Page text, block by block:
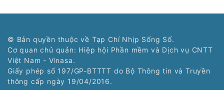
© Bản quyền thuộc về Tạp Chí Nhịp Sống Số.
Cơ quan chủ quản: Hiệp hội Phần mềm và Dịch vụ CNTT
Việt Nam - Vinasa.
Giấy phép số 197/GP-BTTTT do Bộ Thông tin và Truyền
thông cấp ngày 19/04/2016.